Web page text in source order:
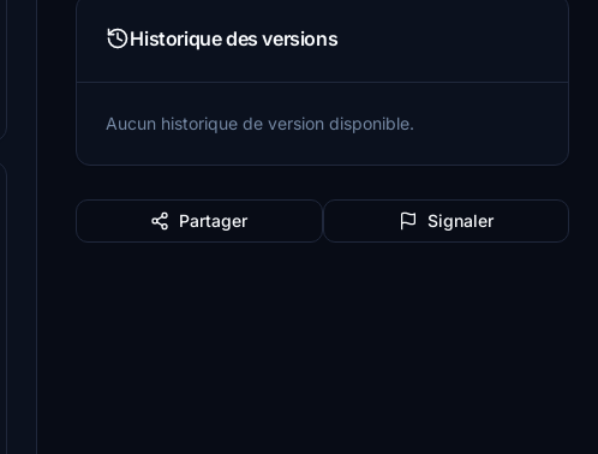
Historique des versions
Aucun historique de version disponible.
Partager Signaler